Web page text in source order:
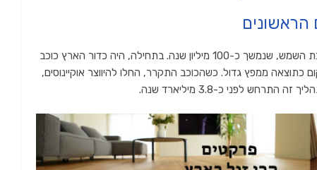
הראשונים
היווצרות כדור הארץ החלה כחלק מתהליך היווצרות מערכת השמש, שנמשך כ-100 מיליון שנה. בתחילה, היה כדור הארץ כוכב
כתוצאה ממפץ גדול. כשהכוכב התקרר, החלו להיווצר אוקיינוסים,
לפני כ-3.8 מיליארד שנה.